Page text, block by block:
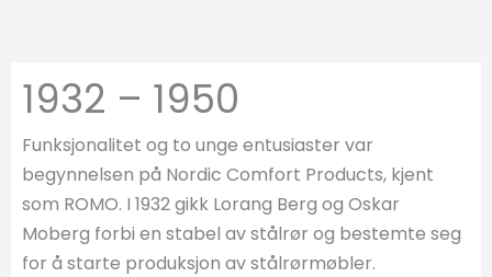
1932 – 1950
Funksjonalitet og to unge entusiaster var
begynnelsen på Nordic Comfort Products, kjent
som ROMO. I 1932 gikk Lorang Berg og Oskar
Moberg forbi en stabel av stålrør og bestemte seg
for å starte produksjon av stålrørmøbler.